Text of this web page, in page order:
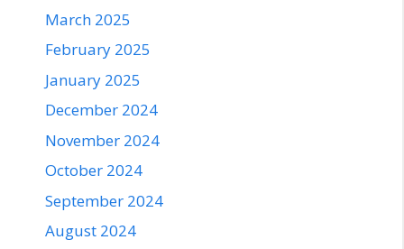
March 2025
February 2025
January 2025
December 2024
November 2024
October 2024
September 2024
August 2024